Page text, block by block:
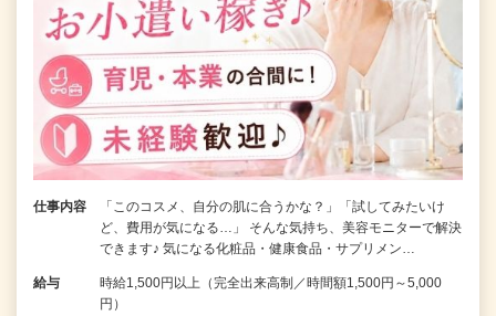
仕事内容
「このコスメ、自分の肌に合うかな？」「試してみたいけ
ど、費用が気になる…」 そんな気持ち、美容モニターで解決
できます♪ 気になる化粧品・健康食品・サプリメン…
給与
時給1,500円以上（完全出来高制／時間額1,500円～5,000
円）